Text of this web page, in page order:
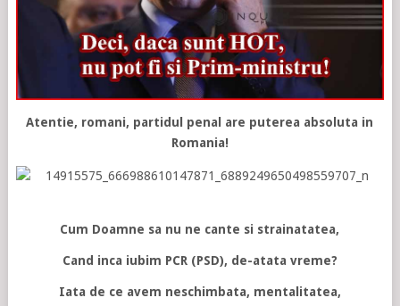
Atentie, romani, partidul penal are puterea absoluta in
Romania!
Cum Doamne sa nu ne cante si strainatatea,
Cand inca iubim PCR (PSD), de-atata vreme?
Iata de ce avem neschimbata, mentalitatea,